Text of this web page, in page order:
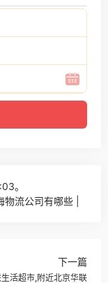
。
物流公司有哪些 |
下一篇
活超市,附近北京华联